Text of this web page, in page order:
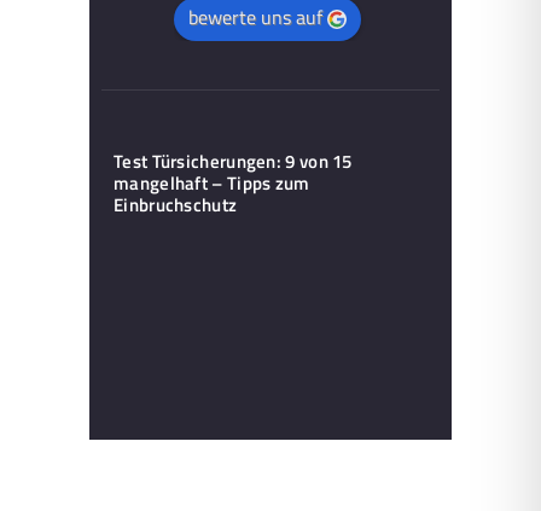
bewerte uns auf
Test Türsicherungen: 9 von 15
mangelhaft – Tipps zum
Einbruchschutz